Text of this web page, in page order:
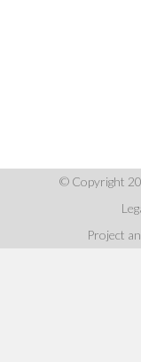
© Copyright
Project